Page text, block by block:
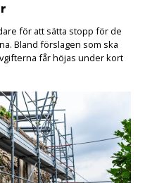
för att sätta stopp för de
Bland förslagen som ska
får höjas under kort